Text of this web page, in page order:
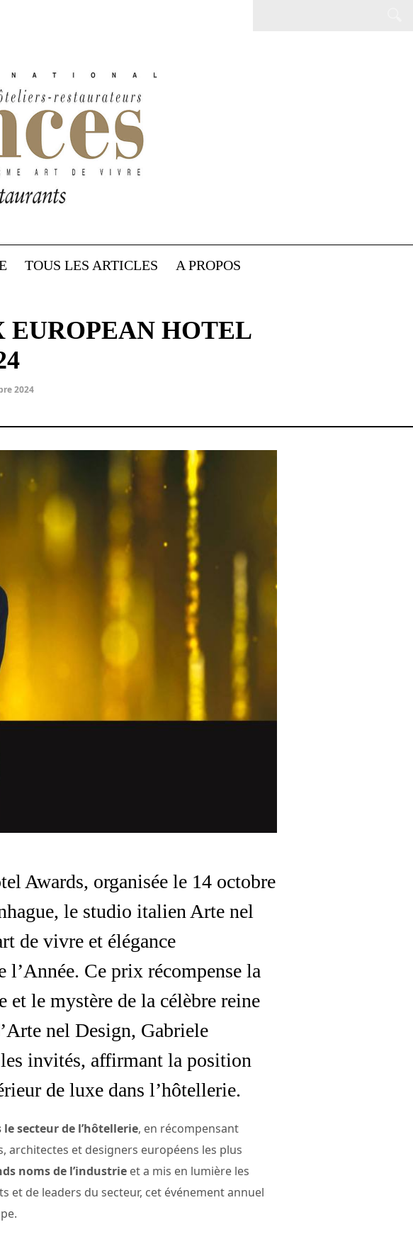
TOUS LES ARTICLES A PROPOS
EUROPEAN HOTEL
2024
Awards, organisée le 14 octobre
le studio italien Arte nel
de vivre et élégance
l’Année. Ce prix récompense la
et le mystère de la célèbre reine
nel Design, Gabriele
invités, affirmant la position
de luxe dans l’hôtellerie.
secteur de l’hôtellerie, en récompensant
architectes et designers européens les plus
noms de l’industrie et a mis en lumière les
et de leaders du secteur, cet événement annuel